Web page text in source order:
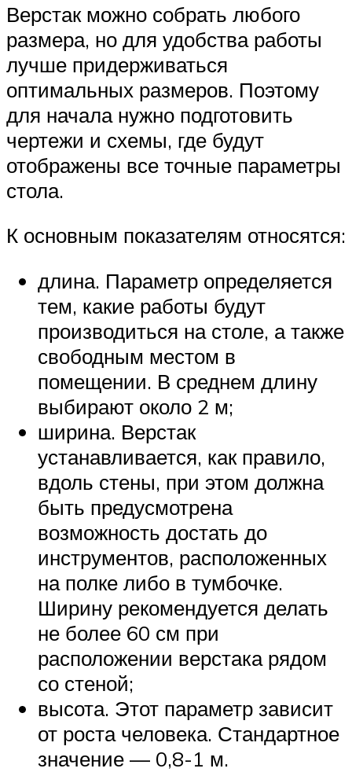
Верстак можно собрать любого
размера, но для удобства работы
лучше придерживаться
оптимальных размеров. Поэтому
для начала нужно подготовить
чертежи и схемы, где будут
отображены все точные параметры
стола.
К основным показателям относятся:
длина. Параметр определяется
тем, какие работы будут
производиться на столе, а также
свободным местом в
помещении. В среднем длину
выбирают около 2 м;
ширина. Верстак
устанавливается, как правило,
вдоль стены, при этом должна
быть предусмотрена
возможность достать до
инструментов, расположенных
на полке либо в тумбочке.
Ширину рекомендуется делать
не более 60 см при
расположении верстака рядом
со стеной;
высота. Этот параметр зависит
от роста человека. Стандартное
значение — 0,8-1 м.